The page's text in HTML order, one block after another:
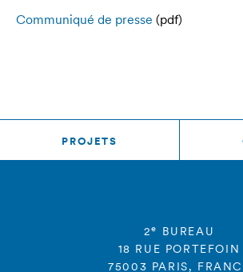
Communiqué de presse (pdf)
PROJETS
2e
BUREAU
18 RUE PORTEFOIN
75003 PARIS,